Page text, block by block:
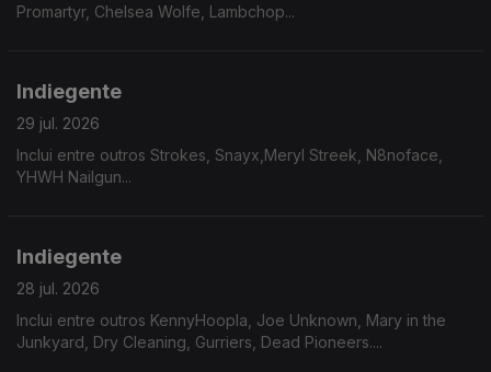
Promartyr, Chelsea Wolfe, Lambchop...
Indiegente
29 jul. 2026
Inclui entre outros Strokes, Snayx,Meryl Streek, N8noface,
YHWH Nailgun...
Indiegente
28 jul. 2026
Inclui entre outros KennyHoopla, Joe Unknown, Mary in the
Junkyard, Dry Cleaning, Gurriers, Dead Pioneers....